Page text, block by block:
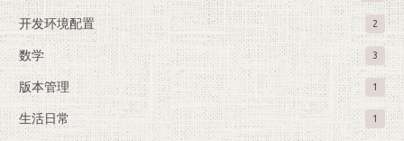
开发环境配置 2
数学 3
版本管理 1
生活日常 1